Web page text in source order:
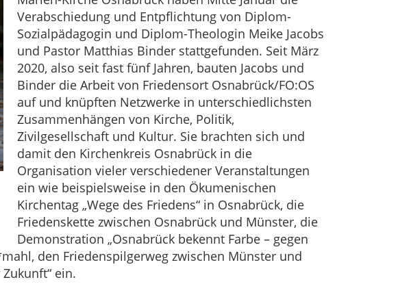
Verabschiedung und Entpflichtung von Diplom-
Sozialpädagogin und Diplom-Theologin Meike Jacobs
und Pastor Matthias Binder stattgefunden. Seit März
2020, also seit fast fünf Jahren, bauten Jacobs und
Binder die Arbeit von Friedensort Osnabrück/FO:OS
auf und knüpften Netzwerke in unterschiedlichsten
Zusammenhängen von Kirche, Politik,
Zivilgesellschaft und Kultur. Sie brachten sich und
damit den Kirchenkreis Osnabrück in die
Organisation vieler verschiedener Veranstaltungen
ein wie beispielsweise in den Ökumenischen
Kirchentag „Wege des Friedens“ in Osnabrück, die
Friedenskette zwischen Osnabrück und Münster, die
Demonstration „Osnabrück bekennt Farbe – gegen
den Friedenspilgerweg zwischen Münster und
ein.